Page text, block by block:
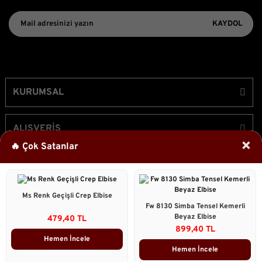
🔥 Çok Satanlar ×
Ms Renk Geçişli Crep Elbise
479,40 TL
Hemen İncele
Fw 8130 Simba Tensel Kemerli
Beyaz Elbise
899,40 TL
Hemen İncele
KAYDOL
KURUMSAL
ALIŞVERİŞ
ÜYELİK
Bizi Takip Edin!